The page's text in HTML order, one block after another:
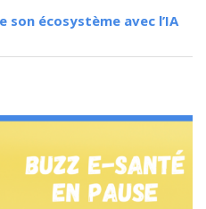
son écosystème avec l’IA